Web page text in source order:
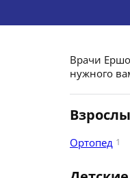
Врачи
нужного
Ортопед 1